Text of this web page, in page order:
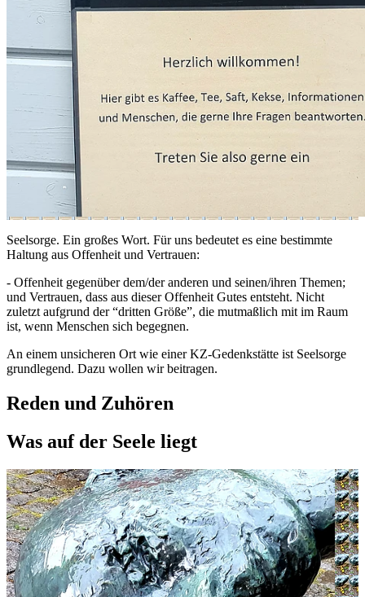
Seelsorge. Ein großes Wort. Für uns bedeutet es eine bestimmte
Haltung aus Offenheit und Vertrauen:
- Offenheit gegenüber dem/der anderen und seinen/ihren Themen;
und Vertrauen, dass aus dieser Offenheit Gutes entsteht. Nicht
zuletzt aufgrund der “dritten Größe”, die mutmaßlich mit im Raum
ist, wenn Menschen sich begegnen.
An einem unsicheren Ort wie einer KZ-Gedenkstätte ist Seelsorge
grundlegend. Dazu wollen wir beitragen.
Reden und Zuhören
Was auf der Seele liegt